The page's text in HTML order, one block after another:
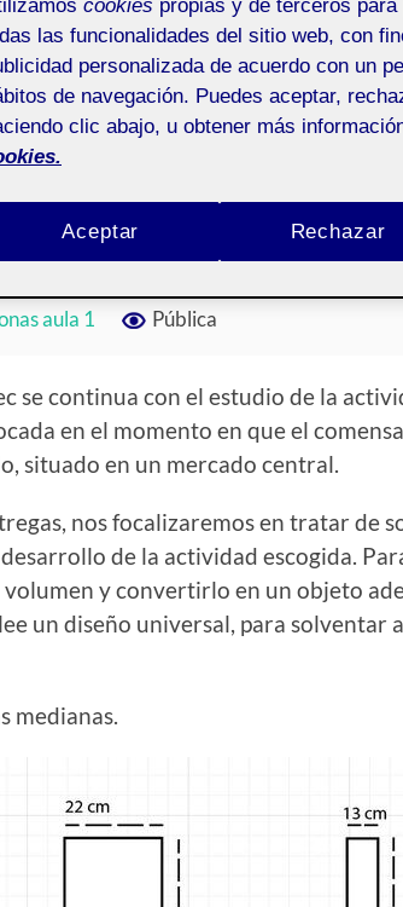
objeto y
MATEOS CORTES 1 COMENTARIO
aula 1 Pública
se continua con el estudio de la
en el momento en que el
situado en un mercado central.
nos focalizaremos en tratar de
de la actividad escogida.
volumen y convertirlo en un objeto
un diseño universal, para solventar
medianas.
cookies propias y de terceros
las funcionalidades del sitio web, con
personalizada de acuerdo con un
de navegación. Puedes aceptar,
clic abajo, u obtener más
Rechazar
Aceptar